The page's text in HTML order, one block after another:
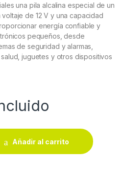
una pila alcalina especial de un
de 12 V y una capacidad
energía confiable y
pequeños, desde
de seguridad y alarmas,
juguetes y otros dispositivos
( 1 unidad ) quantity
Añadir al carrito